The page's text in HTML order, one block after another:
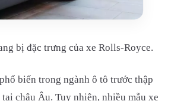
bị đặc trưng của xe Rolls-Royce.
biến trong ngành ô tô trước thập
châu Âu. Tuy nhiên, nhiều mẫu xe